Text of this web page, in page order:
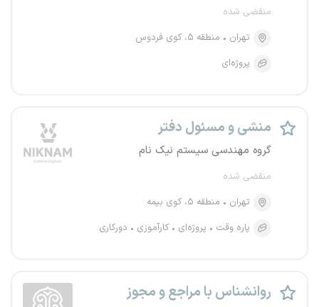
منقضی شده
تهران
منطقه ۵، کوی فردوس
پروژه‌ای
منشی و مسئول دفتر
گروه مهندسی سیستم نیک نام
منقضی شده
تهران
منطقه ۵، کوی بیمه
پاره وقت
پروژه‌ای کارآموزی دورکاری
روانشناس با مراجع و مجوز